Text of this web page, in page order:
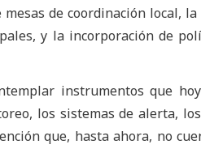
de coordinación local,
y la incorporación de
instrumentos que
los sistemas de alerta,
que, hasta ahora, no